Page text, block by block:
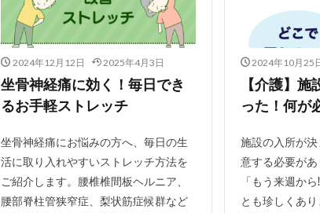
2024年12月12日 2025年4月3日
坐骨神経痛に効く！毎日でき
るお手軽ストレッチ
坐骨神経痛にお悩みの方へ、毎日の生
活に取り入れやすいストレッチ方法を
ご紹介します。腰椎椎間板ヘルニア、
腰部脊柱管狭窄症、梨状筋症候群など
2024年10月25
【介護】施
った！何が
施設の入所が
意する必要が
「もう来週か
とも珍しくあ